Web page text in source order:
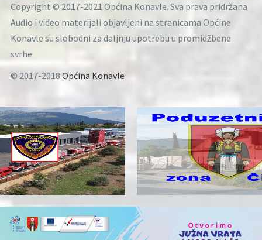
Copyright © 2017-2021 Općina Konavle. Sva prava pridržana
Audio i video materijali objavljeni na stranicama Općine
Konavle su slobodni za daljnju upotrebu u promidžbene
svrhe
© 2017-2018Općina Konavle